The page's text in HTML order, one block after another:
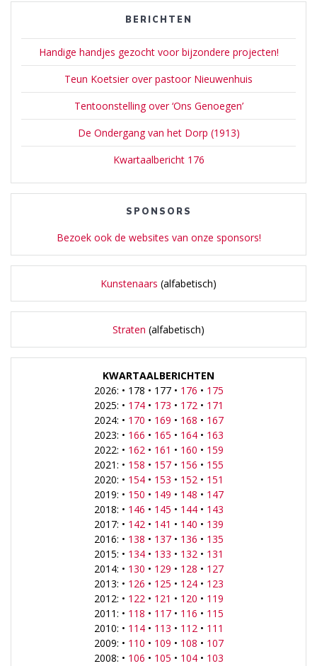
BERICHTEN
Handige handjes gezocht voor bijzondere projecten!
Teun Koetsier over pastoor Nieuwenhuis
Tentoonstelling over ‘Ons Genoegen’
De Ondergang van het Dorp (1913)
Kwartaalbericht 176
SPONSORS
Bezoek ook de websites van onze sponsors!
Kunstenaars (alfabetisch)
Straten (alfabetisch)
KWARTAALBERICHTEN
2026: • 178 • 177 • 176 • 175
2025: • 174• 173 • 172• 171
2024: • 170 • 169 • 168 • 167
2023: • 166 • 165 • 164• 163
2022: • 162• 161 • 160 • 159
2021: • 158 • 157• 156 • 155
2020: • 154• 153 • 152• 151
2019: • 150 • 149 • 148 • 147
2018: • 146 • 145 • 144• 143
2017: • 142• 141 • 140 • 139
2016: • 138 • 137• 136 • 135
2015: • 134• 133 • 132• 131
2014: • 130 • 129 • 128 • 127
2013: • 126 • 125 • 124• 123
2012: • 122• 121 • 120 • 119
2011: • 118 • 117• 116 • 115
2010: • 114• 113 • 112• 111
2009: • 110 • 109 • 108 • 107
2008: • 106 • 105 • 104• 103